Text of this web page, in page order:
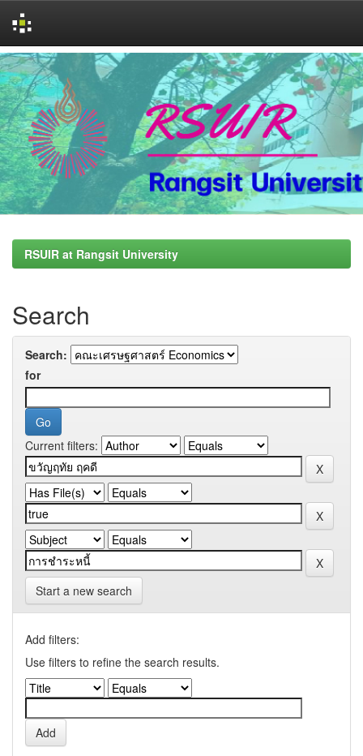
Skip
navigation
RSUIR at Rangsit University
Search
Search:
for
Current filters:
Start a new search
Add filters:
Use filters to refine the search results.